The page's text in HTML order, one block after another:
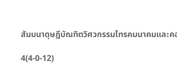
สัมมนาดุษฎีบัณฑิตวิศวกรรมโทรคมนาคมและค
4(4-0-12)